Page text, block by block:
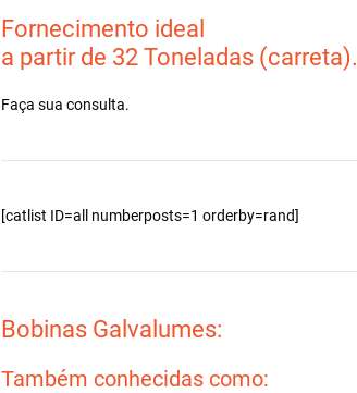
Fornecimento ideal
a partir de 32 Toneladas (carreta).
Faça sua consulta.
[catlist ID=all numberposts=1 orderby=rand]
Bobinas Galvalumes:
Também conhecidas como: